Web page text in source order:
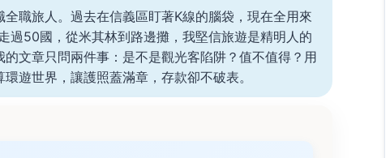
職旅人。過去在信義區盯著K線的腦袋，現在全用來
過50國，從米其林到路邊攤，我堅信旅遊是精明人的
文章只問兩件事：是不是觀光客陷阱？值不值得？用
遊世界，讓護照蓋滿章，存款卻不破表。